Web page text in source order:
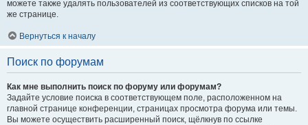
можете также удалять пользователей из соответствующих списков на той
же странице.
Вернуться к началу
Поиск по форумам
Как мне выполнить поиск по форуму или форумам?
Задайте условие поиска в соответствующем поле, расположенном на
главной странице конференции, страницах просмотра форума или темы.
Вы можете осуществить расширенный поиск, щёлкнув по ссылке